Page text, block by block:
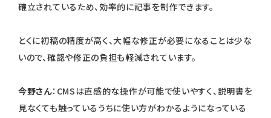
確立されているため、効率的に記事を制作できます。
とくに初稿の精度が高く、大幅な修正が必要になることは少な
いので、確認や修正の負担も軽減されています。
今野さん：CMSは直感的な操作が可能で使いやすく、説明書を
見なくても触っているうちに使い方がわかるようになっている